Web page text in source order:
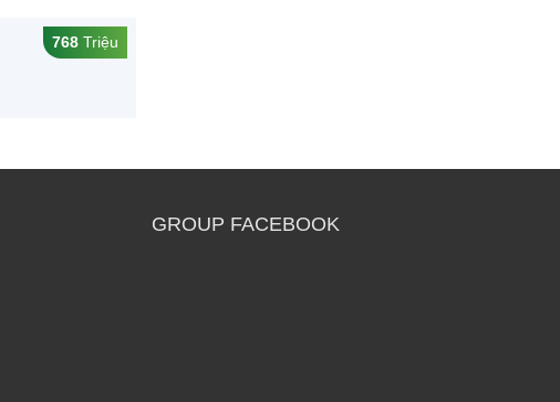
768 Triệu
GROUP FACEBOOK